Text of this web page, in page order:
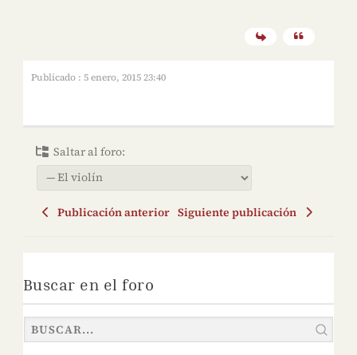
Publicado : 5 enero, 2015 23:40
Saltar al foro:
Publicación anterior Siguiente publicación
Buscar en el foro